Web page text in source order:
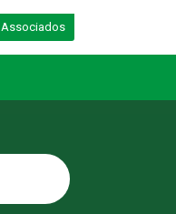
Associados